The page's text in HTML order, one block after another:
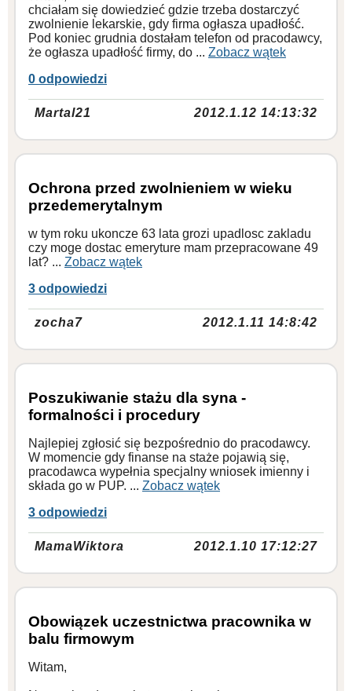
chciałam się dowiedzieć gdzie trzeba dostarczyć
zwolnienie lekarskie, gdy firma ogłasza upadłość.
Pod koniec grudnia dostałam telefon od pracodawcy,
że ogłasza upadłość firmy, do ... Zobacz wątek
0 odpowiedzi
Martal21 2012.1.12 14:13:32
Ochrona przed zwolnieniem w wieku
przedemerytalnym
w tym roku ukoncze 63 lata grozi upadlosc zakladu
czy moge dostac emeryture mam przepracowane 49
lat? ... Zobacz wątek
3 odpowiedzi
zocha7 2012.1.11 14:8:42
Poszukiwanie stażu dla syna -
formalności i procedury
Najlepiej zgłosić się bezpośrednio do pracodawcy.
W momencie gdy finanse na staże pojawią się,
pracodawca wypełnia specjalny wniosek imienny i
składa go w PUP. ... Zobacz wątek
3 odpowiedzi
MamaWiktora 2012.1.10 17:12:27
Obowiązek uczestnictwa pracownika w
balu firmowym
Witam,